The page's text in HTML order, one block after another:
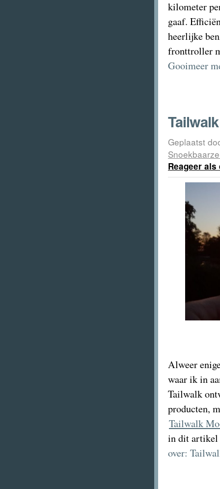
kilometer
gaaf.
heerlijke
fronttroller
Gooimeer
Geplaatst
Reageer
Alweer
waar ik in
Tailwalk
producten,
Tailwalk
in dit artikel
over: